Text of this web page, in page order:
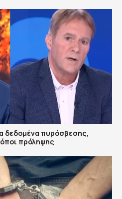
δεδομένα πυρόσβεσης,
πρόληψης